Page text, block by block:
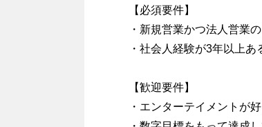
【必須要件】
・新規営業かつ法人営業
・社会人経験が3年以上あ
【歓迎要件】
・エンターテイメントが